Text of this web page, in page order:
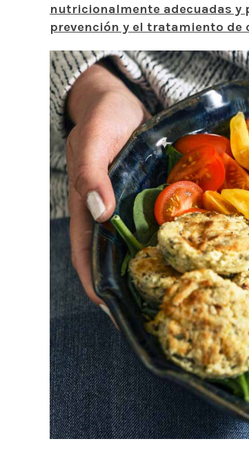
nutricionalmente adecuadas y
prevención y el tratamiento de